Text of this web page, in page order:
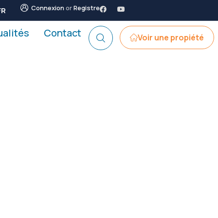
ConnexionorRegistre
Contact Voir une propiété